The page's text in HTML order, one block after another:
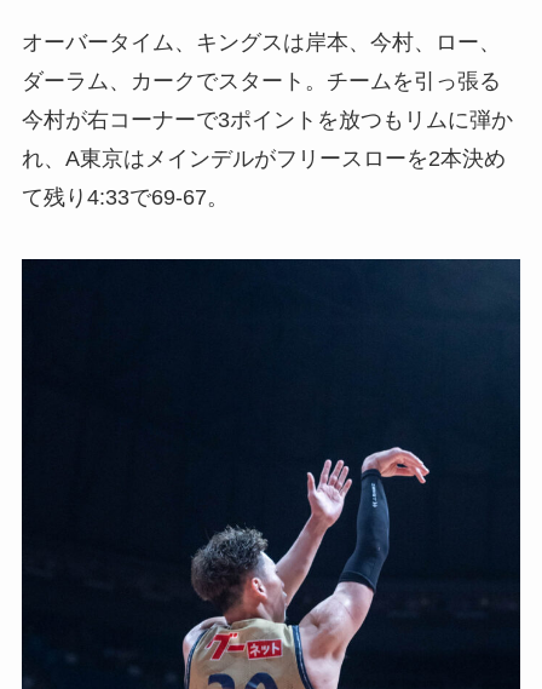
オーバータイム、キングスは岸本、今村、ロー、
ダーラム、カークでスタート。チームを引っ張る
今村が右コーナーで3ポイントを放つもリムに弾か
れ、A東京はメインデルがフリースローを2本決め
て残り4:33で69-67。